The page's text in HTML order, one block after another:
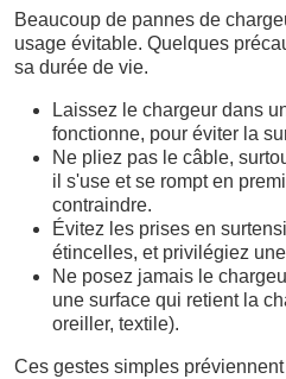
Beaucoup de pannes de
usage évitable. Quelques
sa durée de vie.
Laissez le chargeur dans
fonctionne, pour éviter la
Ne pliez pas le câble,
il s'use et se rompt en
contraindre.
Évitez les prises en
étincelles, et privilégiez
Ne posez jamais le
une surface qui retient la
oreiller, textile).
Ces gestes simples